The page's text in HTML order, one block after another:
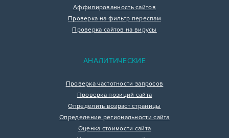
Аффилированность сайтов
Проверка на фильтр переспам
Проверка сайтов на вирусы
АНАЛИТИЧЕСКИЕ
Проверка частотности запросов
Проверка позиций сайта
Определить возраст страницы
Определение региональности сайта
Оценка стоимости сайта